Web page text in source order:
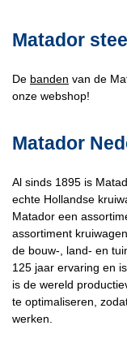
Matador
De banden van de
onze webshop!
Matador
Al sinds 1895 is
echte Hollandse
Matador een
assortiment
de bouw-, land- en
125 jaar ervaring en
is de wereld
te optimaliseren,
werken.